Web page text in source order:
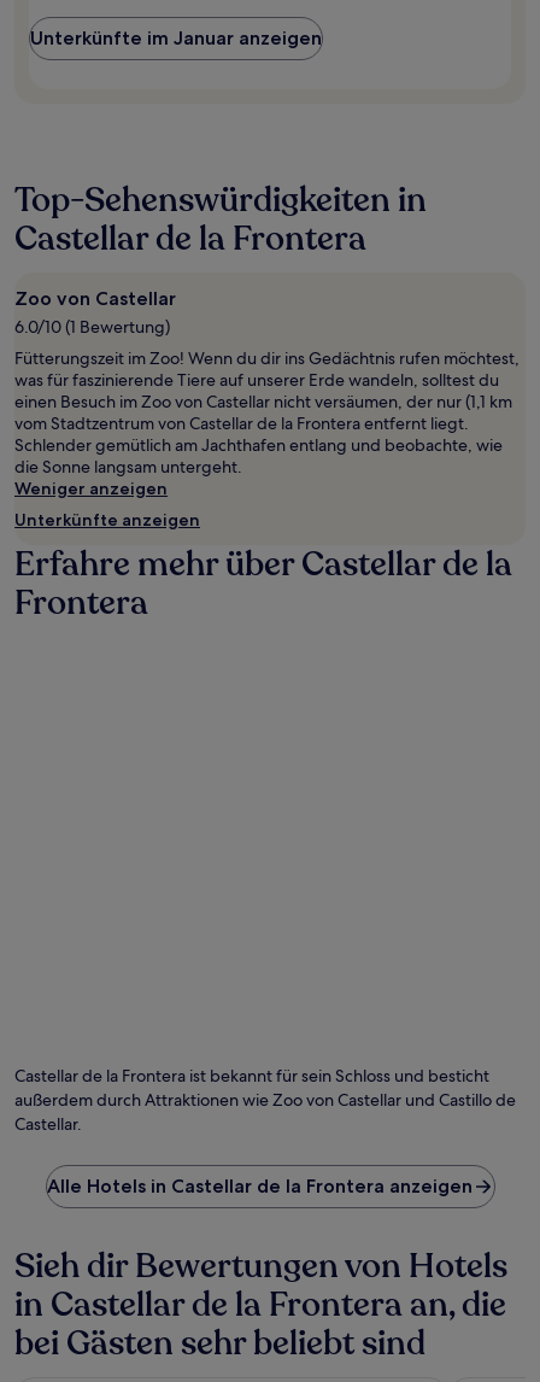
Unterkünfte im Januar anzeigen
Top-Sehenswürdigkeiten in
Castellar de la Frontera
Zoo von Castellar
6.0/10 (1 Bewertung)
Fütterungszeit im Zoo! Wenn du dir ins Gedächtnis rufen möchtest,
was für faszinierende Tiere auf unserer Erde wandeln, solltest du
einen Besuch im Zoo von Castellar nicht versäumen, der nur (1,1 km
vom Stadtzentrum von Castellar de la Frontera entfernt liegt.
Schlender gemütlich am Jachthafen entlang und beobachte, wie
die Sonne langsam untergeht.
Weniger anzeigen
Unterkünfte anzeigen
Erfahre mehr über Castellar de la
Frontera
Castellar de la Frontera ist bekannt für sein Schloss und besticht
außerdem durch Attraktionen wie Zoo von Castellar und Castillo de
Castellar.
Alle Hotels in Castellar de la Frontera anzeigen
Sieh dir Bewertungen von Hotels
in Castellar de la Frontera an, die
bei Gästen sehr beliebt sind